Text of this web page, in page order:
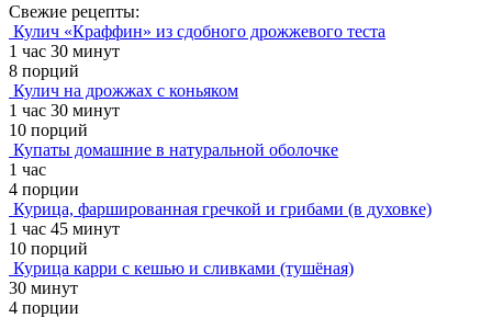
Свежие рецепты:
Кулич «Краффин» из сдобного дрожжевого теста
1 час 30 минут
8 порций
Кулич на дрожжах с коньяком
1 час 30 минут
10 порций
Купаты домашние в натуральной оболочке
1 час
4 порции
Курица, фаршированная гречкой и грибами (в духовке)
1 час 45 минут
10 порций
Курица карри с кешью и сливками (тушёная)
30 минут
4 порции